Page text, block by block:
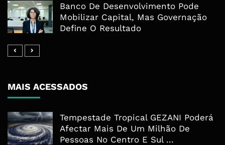
Banco De Desenvolvimento Pode
Mobilizar Capital, Mas Governação
Define O Resultado
MAIS ACESSADOS
Tempestade Tropical GEZANI Poderá
Afectar Mais De Um Milhão De
Pessoas No Centro E Sul ...